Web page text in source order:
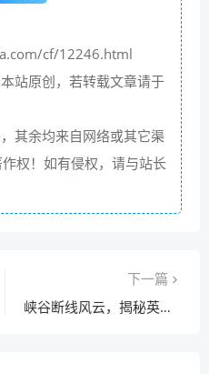
cf/12246.html
站原创，若转载文章请于
其余均来自网络或其它渠
权！如有侵权，请与站长
下一篇
峡谷断线风云，揭秘英雄联盟掉线危机下的玩家生存实录